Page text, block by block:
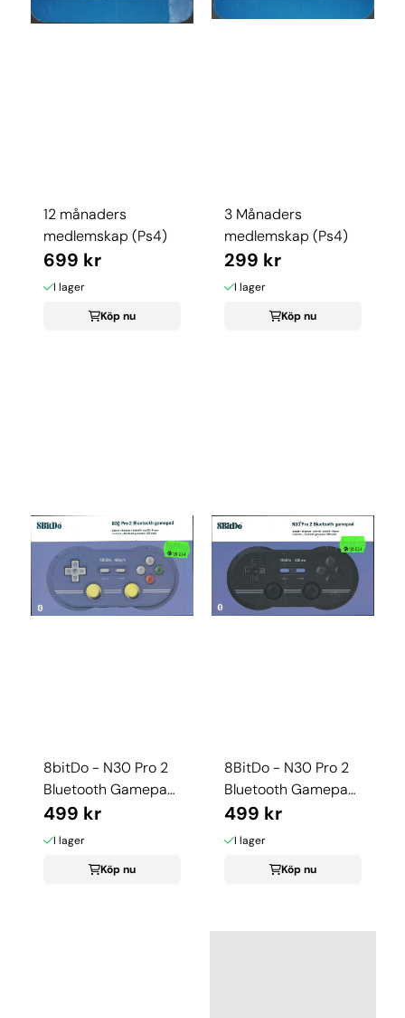
12 månaders
medlemskap (Ps4)
699 kr
I lager
Köp nu
3 Månaders
medlemskap (Ps4)
299 kr
I lager
Köp nu
8bitDo - N30 Pro 2
Bluetooth Gamepad
(Multicolor)
499 kr
I lager
Köp nu
8BitDo - N30 Pro 2
Bluetooth Gamepad
(Svart)
499 kr
I lager
Köp nu